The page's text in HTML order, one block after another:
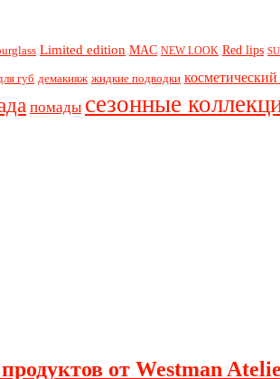
Limited edition MAC NEW LOOK Red lips
губ демакияж жидкие подводки
помады сезонные
от Westman